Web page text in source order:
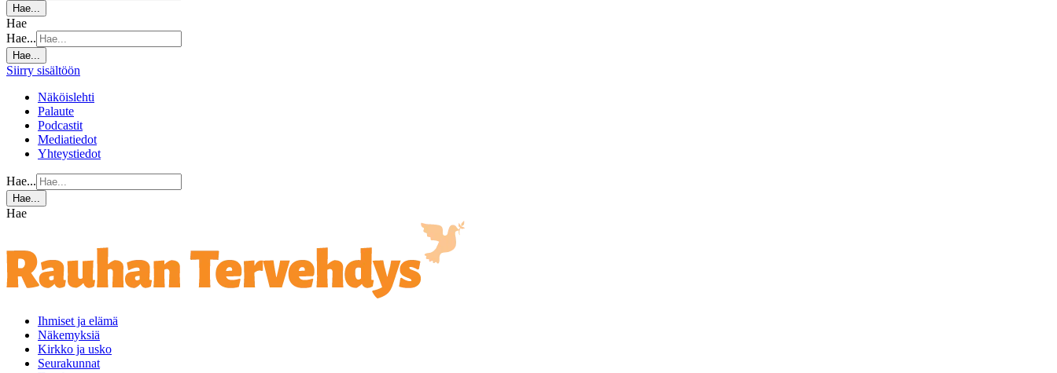
Hae...
Hae
Hae...
Hae...
Siirry sisältöön
Näköislehti
Palaute
Podcastit
Mediatiedot
Yhteystiedot
Hae...
Hae...
Hae
Ihmiset ja elämä
Näkemyksiä
Kirkko ja usko
Seurakunnat